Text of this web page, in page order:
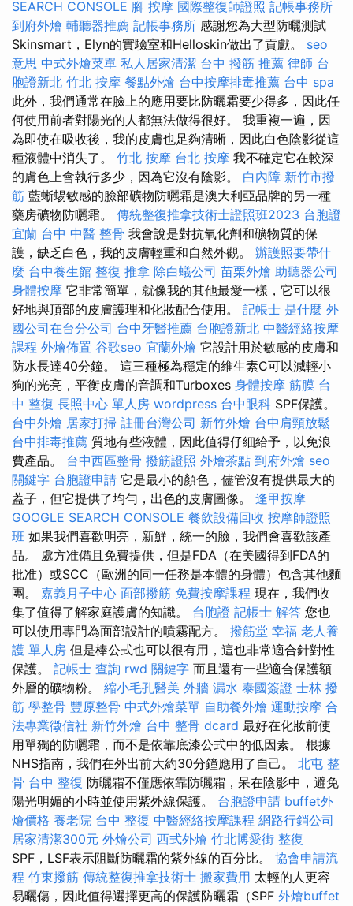
SEARCH CONSOLE 腳 按摩 國際整復師證照 記帳事務所
到府外燴 輔聽器推薦 記帳事務所 感謝您為大型防曬測試
Skinsmart，Elyn的實驗室和Helloskin做出了貢獻。 seo
意思 中式外燴菜單 私人居家清潔 台中 撥筋 推薦 律師 台
胞證新北 竹北 按摩 餐點外燴 台中按摩排毒推薦 台中 spa
此外，我們通常在臉上的應用要比防曬霜要少得多，因此任
何使用前者對陽光的人都無法做得很好。 我重複一遍，因
為即使在吸收後，我的皮膚也足夠清晰，因此白色陰影從這
種液體中消失了。 竹北 按摩 台北 按摩 我不確定它在較深
的膚色上會執行多少，因為它沒有陰影。 白內障 新竹市撥
筋 藍蜥蜴敏感的臉部礦物防曬霜是澳大利亞品牌的另一種
藥房礦物防曬霜。 傳統整復推拿技術士證照班2023 台胞證
宜蘭 台中 中醫 整骨 我會說是對抗氧化劑和礦物質的保
護，缺乏白色，我的皮膚輕重和自然外觀。 辦護照要帶什
麼 台中養生館 整復 推拿 除白蟻公司 苗栗外燴 助聽器公司
身體按摩 它非常簡單，就像我的其他最愛一樣，它可以很
好地與頂部的皮膚護理和化妝配合使用。 記帳士 是什麼 外
國公司在台分公司 台中牙醫推薦 台胞證新北 中醫經絡按摩
課程 外燴佈置 谷歌seo 宜蘭外燴 它設計用於敏感的皮膚和
防水長達40分鐘。 這三種極為穩定的維生素C可以減輕小
狗的光亮，平衡皮膚的音調和Turboxes 身體按摩 筋膜 台
中 整復 長照中心 單人房 wordpress 台中眼科 SPF保護。
台中外燴 居家打掃 註冊台灣公司 新竹外燴 台中肩頸放鬆
台中排毒推薦 質地有些液體，因此值得仔細給予，以免浪
費產品。 台中西區整骨 撥筋證照 外燴茶點 到府外燴 seo
關鍵字 台胞證申請 它是最小的顏色，儘管沒有提供最大的
蓋子，但它提供了均勻，出色的皮膚圖像。 逢甲按摩
GOOGLE SEARCH CONSOLE 餐飲設備回收 按摩師證照
班 如果我們喜歡明亮，新鮮，統一的臉，我們會喜歡該產
品。 處方准備且免費提供，但是FDA（在美國得到FDA的
批准）或SCC（歐洲的同一任務是本體的身體）包含其他麵
團。 嘉義月子中心 面部撥筋 免費按摩課程 現在，我們收
集了值得了解家庭護膚的知識。 台胞證 記帳士 解答 您也
可以使用專門為面部設計的噴霧配方。 撥筋堂 幸福 老人養
護 單人房 但是棒公式也可以很有用，這也非常適合針對性
保護。 記帳士 查詢 rwd 關鍵字 而且還有一些適合保護額
外層的礦物粉。 縮小毛孔醫美 外牆 漏水 泰國簽證 士林 撥
筋 學整骨 豐原整骨 中式外燴菜單 自助餐外燴 運動按摩 合
法專業徵信社 新竹外燴 台中 整骨 dcard 最好在化妝前使
用單獨的防曬霜，而不是依靠底漆公式中的低因素。 根據
NHS指南，我們在外出前大約30分鐘應用了自己。 北屯 整
骨 台中 整復 防曬霜不僅應依靠防曬霜，呆在陰影中，避免
陽光明媚的小時並使用紫外線保護。 台胞證申請 buffet外
燴價格 養老院 台中 整復 中醫經絡按摩課程 網路行銷公司
居家清潔300元 外燴公司 西式外燴 竹北博愛街 整復
SPF，LSF表示阻斷防曬霜的紫外線的百分比。 協會申請流
程 竹東撥筋 傳統整復推拿技術士 搬家費用 太輕的人更容
易曬傷，因此值得選擇更高的保護防曬霜（SPF 外燴buffet